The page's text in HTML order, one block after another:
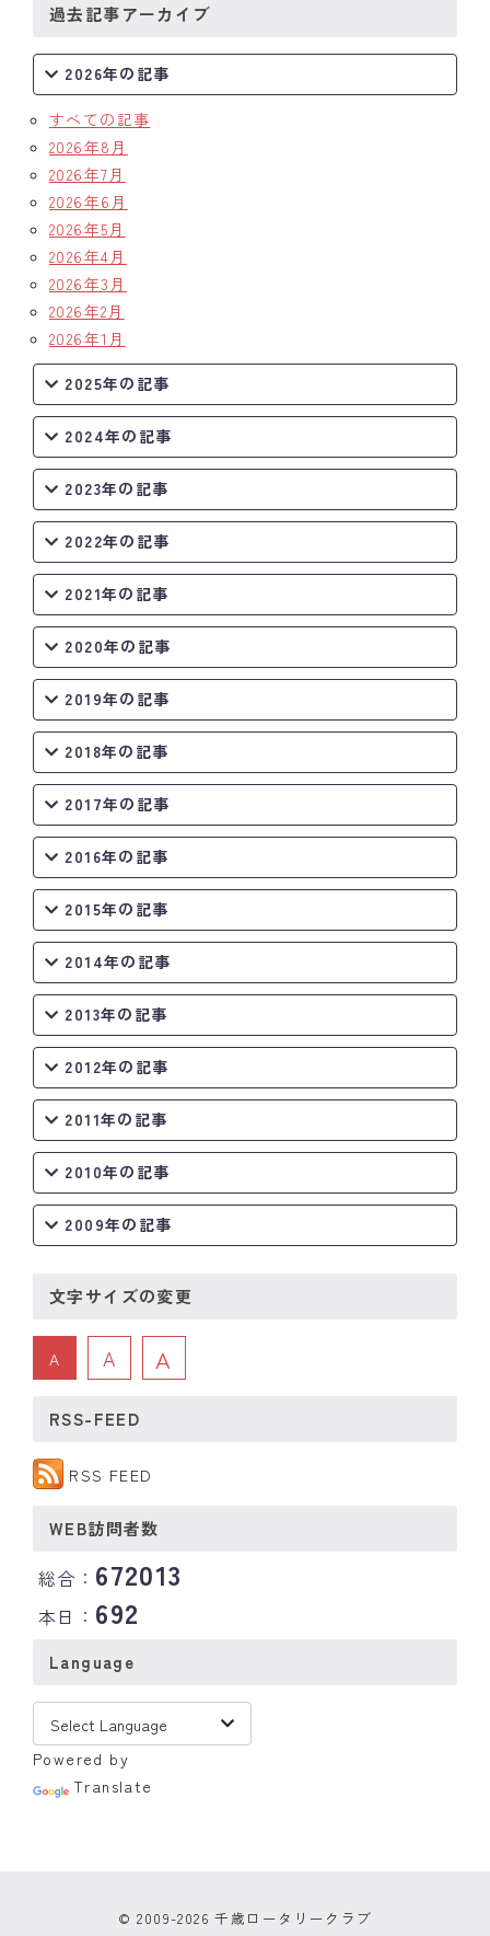
過去記事アーカイブ
2026年の記事
すべての記事
2026年8月
2026年7月
2026年6月
2026年5月
2026年4月
2026年3月
2026年2月
2026年1月
2025年の記事
2024年の記事
2023年の記事
2022年の記事
2021年の記事
2020年の記事
2019年の記事
2018年の記事
2017年の記事
2016年の記事
2015年の記事
2014年の記事
2013年の記事
2012年の記事
2011年の記事
2010年の記事
2009年の記事
文字サイズの変更
A A A
RSS-FEED
RSS FEED
WEB訪問者数
総合： 672013
本日： 692
Language
Powered by
Translate
© 2009-2026 千歳ロータリークラブ